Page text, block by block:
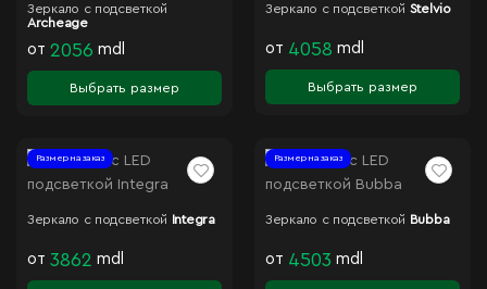
Зеркало с подсветкой
Archeage
от 2056 mdl
Выбрать размер
Зеркало с подсветкой Stelvio
от 4058 mdl
Выбрать размер
Размер на заказ
Зеркало с подсветкой Integra
от 3862 mdl
Размер на заказ
Зеркало с подсветкой Bubba
от 4503 mdl